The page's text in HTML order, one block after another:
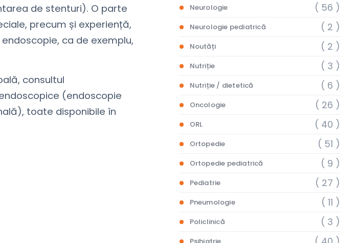
de stenturi). O parte
precum și experiență,
ca de exemplu,
consultul
(endoscopie
toate disponibile în
Neurologie ( 56 )
Neurologie pediatrică ( 2 )
Noutăți ( 2 )
Nutriție ( 3 )
Nutriție / dietetică ( 6 )
Oncologie ( 26 )
ORL ( 40 )
Ortopedie ( 51 )
Ortopedie pediatrică ( 9 )
Pediatrie ( 27 )
Pneumologie ( 11 )
Policlinică ( 3 )